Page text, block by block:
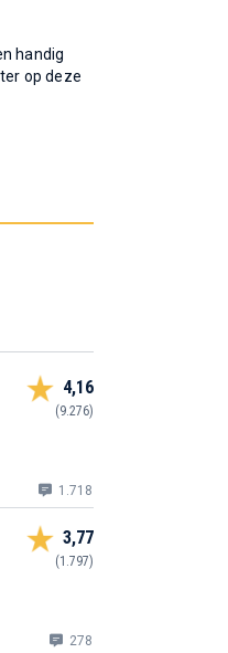
handig
op deze
4,16
(9.276)
1.718
3,77
(1.797)
278